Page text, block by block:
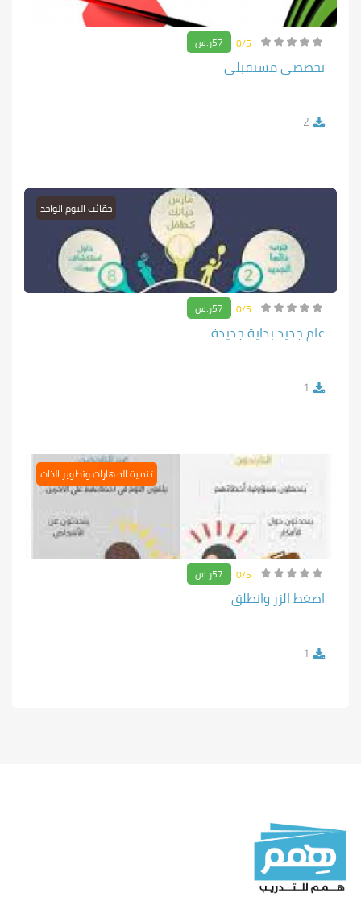
0/5 57ر.س
تخصصي مستقبلي
2
حقائب اليوم الواحد
0/5 57ر.س
عام جديد بداية جديدة
1
تنمية المهارات وتطوير الذات
0/5 57ر.س
اضغط الزر وانطلق
1